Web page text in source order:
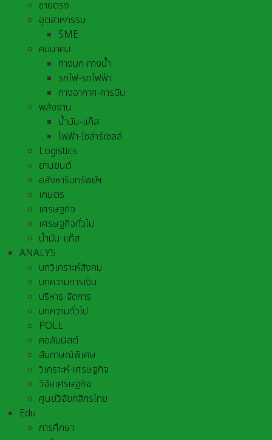
ขายตรง
อุตสาหกรรม
SME
คมนาคม
ทางบก-ทางน้ำ
รถไฟ-รถไฟฟ้า
ทางอากาศ-การบิน
พลังงาน
น้ำมัน-แก๊ส
ไฟฟ้า-โซล่าร์เซลล์
Logistics
ยานยนต์
อสังหาริมทรัพย์ฯ
เกษตร
เศรษฐกิจ
เศรษฐกิจทั่วไป
น้ำมัน-แก๊ส
ANALYS
บทวิเคราะห์สังคม
บทความการเงิน
บริหาร-จัดการ
บทความทั่วไป
POLL
คอลัมนิสต์
สัมภาษณ์พิเศษ
วิเคราะห์-เศรษฐกิจ
วิจัยเศรษฐกิจ
ศูนย์วิจัยกสิกรไทย
Edu
การศึกษา